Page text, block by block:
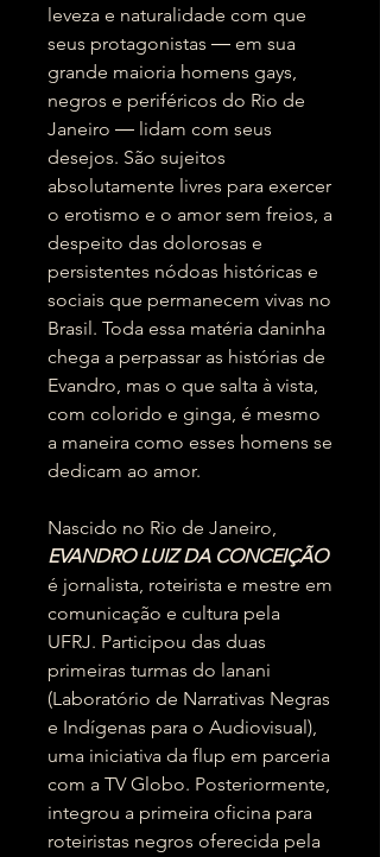
leveza e naturalidade com que
seus protagonistas ― em sua
grande maioria homens gays,
negros e periféricos do Rio de
Janeiro ― lidam com seus
desejos. São sujeitos
absolutamente livres para exercer
o erotismo e o amor sem freios, a
despeito das dolorosas e
persistentes nódoas históricas e
sociais que permanecem vivas no
Brasil. Toda essa matéria daninha
chega a perpassar as histórias de
Evandro, mas o que salta à vista,
com colorido e ginga, é mesmo
a maneira como esses homens se
dedicam ao amor.
Nascido no Rio de Janeiro,
EVANDRO LUIZ DA CONCEIÇÃO
é jornalista, roteirista e mestre em
comunicação e cultura pela
UFRJ. Participou das duas
primeiras turmas do lanani
(Laboratório de Narrativas Negras
e Indígenas para o Audiovisual),
uma iniciativa da flup em parceria
com a TV Globo. Posteriormente,
integrou a primeira oficina para
roteiristas negros oferecida pela